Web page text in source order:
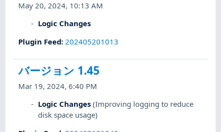
May 20, 2024, 10:13 AM
Logic Changes
Plugin Feed: 202405201013
バージョン 1.45
Mar 19, 2024, 6:40 PM
Logic Changes (Improving logging to reduce
disk space usage)